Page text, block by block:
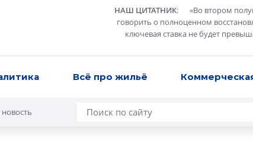
НАШ ЦИТАТНИК: «Во втором
говорить о полноценном
ключевая ставка не будет
Всё про жильё